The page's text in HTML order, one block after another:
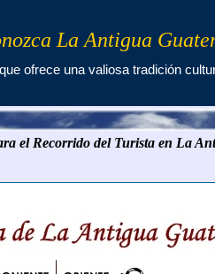
La Antigua
ofrece una valiosa tradición
el Recorrido del Turista en La